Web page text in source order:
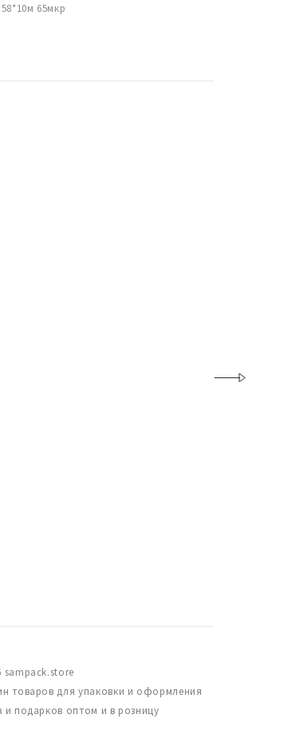
65мкр
sampack.store
товаров для упаковки и оформления
и подарков оптом и в розницу